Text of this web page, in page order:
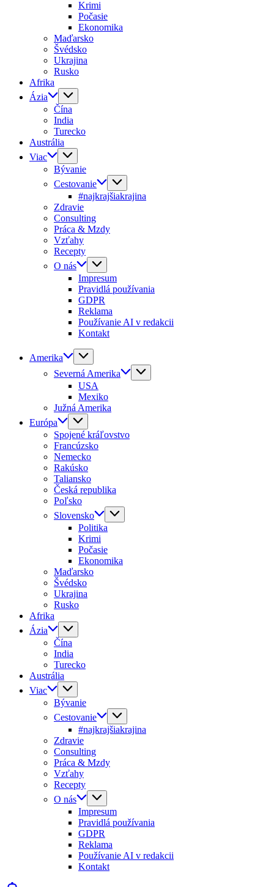
Krimi
Počasie
Ekonomika
Maďarsko
Švédsko
Ukrajina
Rusko
Afrika
Ázia
Čína
India
Turecko
Austrália
Viac
Bývanie
Cestovanie
#najkrajšiakrajina
Zdravie
Consulting
Práca & Mzdy
Vzťahy
Recepty
O nás
Impresum
Pravidlá používania
GDPR
Reklama
Používanie AI v redakcii
Kontakt
Amerika
Severná Amerika
USA
Mexiko
Južná Amerika
Európa
Spojené kráľovstvo
Francúzsko
Nemecko
Rakúsko
Taliansko
Česká republika
Poľsko
Slovensko
Politika
Krimi
Počasie
Ekonomika
Maďarsko
Švédsko
Ukrajina
Rusko
Afrika
Ázia
Čína
India
Turecko
Austrália
Viac
Bývanie
Cestovanie
#najkrajšiakrajina
Zdravie
Consulting
Práca & Mzdy
Vzťahy
Recepty
O nás
Impresum
Pravidlá používania
GDPR
Reklama
Používanie AI v redakcii
Kontakt